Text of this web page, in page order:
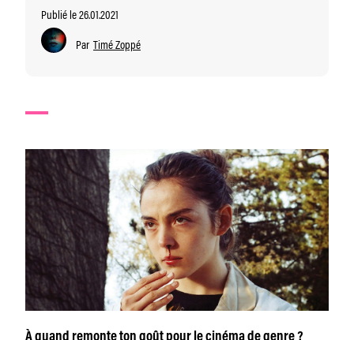
Publié le 26.01.2021
Par Timé Zoppé